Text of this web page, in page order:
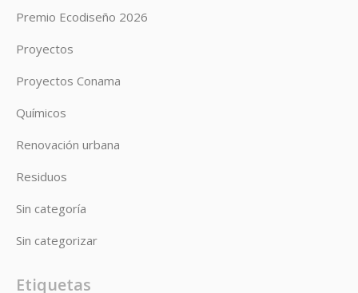
Premio Ecodiseño 2026
Proyectos
Proyectos Conama
Químicos
Renovación urbana
Residuos
Sin categoría
Sin categorizar
Etiquetas